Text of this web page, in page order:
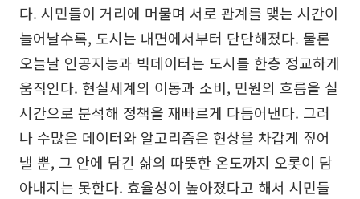
다. 시민들이 거리에 머물며 서로 관계를 맺는 시간이
늘어날수록, 도시는 내면에서부터 단단해졌다. 물론
오늘날 인공지능과 빅데이터는 도시를 한층 정교하게
움직인다. 현실세계의 이동과 소비, 민원의 흐름을 실
시간으로 분석해 정책을 재빠르게 다듬어낸다. 그러
나 수많은 데이터와 알고리즘은 현상을 차갑게 짚어
낼 뿐, 그 안에 담긴 삶의 따뜻한 온도까지 오롯이 담
아내지는 못한다. 효율성이 높아졌다고 해서 시민들